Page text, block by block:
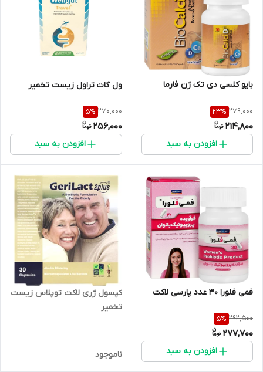
بایو کلسی دی تک ژن فارما
279,000
23%
214,800
افزودن به سبد
ول گات تراول زیست تخمیر
270,000
5%
256,000
افزودن به سبد
فمی فلورا 30 عدد پارسی لاکت
292,500
5%
277,700
افزودن به سبد
کپسول ژری لاکت توپلاس زیست
تخمیر
ناموجود